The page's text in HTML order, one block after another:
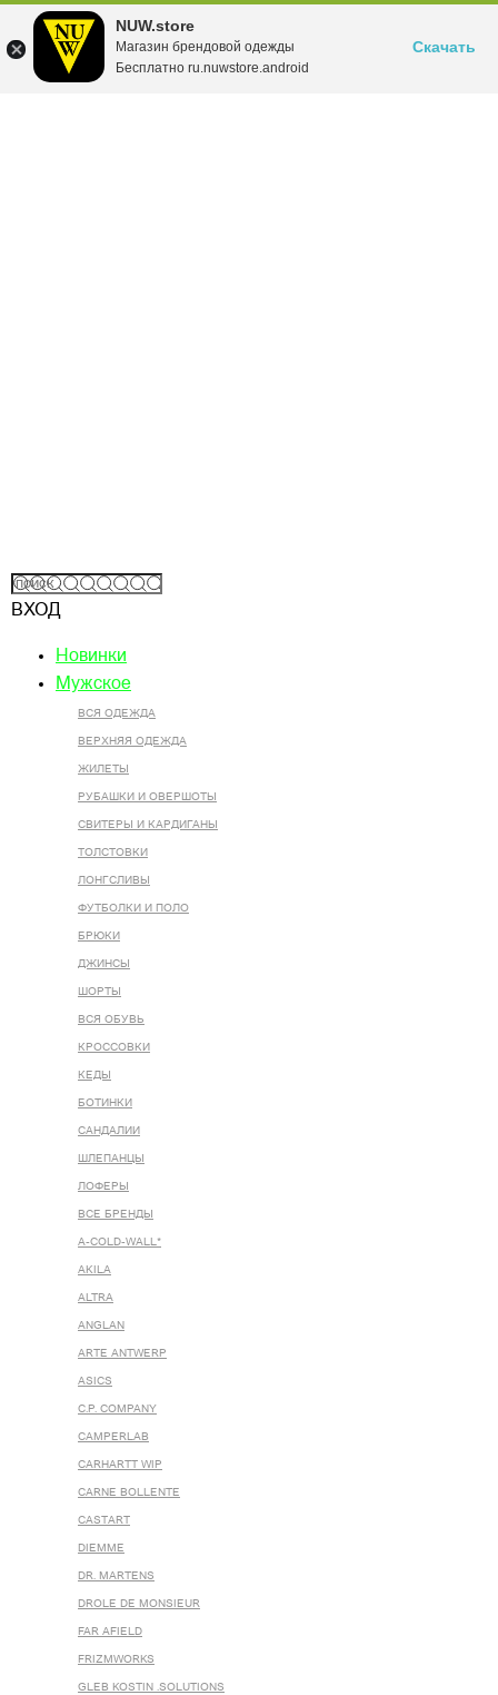
NUW.store
Магазин брендовой одежды
Бесплатно ru.nuwstore.android
Скачать
ВХОД
Новинки
Мужское
ВСЯ ОДЕЖДА
ВЕРХНЯЯ ОДЕЖДА
ЖИЛЕТЫ
РУБАШКИ И ОВЕРШОТЫ
СВИТЕРЫ И КАРДИГАНЫ
ТОЛСТОВКИ
ЛОНГСЛИВЫ
ФУТБОЛКИ И ПОЛО
БРЮКИ
ДЖИНСЫ
ШОРТЫ
ВСЯ ОБУВЬ
КРОССОВКИ
КЕДЫ
БОТИНКИ
САНДАЛИИ
ШЛЕПАНЦЫ
ЛОФЕРЫ
ВСЕ БРЕНДЫ
A-COLD-WALL*
AKILA
ALTRA
ANGLAN
ARTE ANTWERP
ASICS
C.P. COMPANY
CAMPERLAB
CARHARTT WIP
CARNE BOLLENTE
CASTART
DIEMME
DR. MARTENS
DROLE DE MONSIEUR
FAR AFIELD
FRIZMWORKS
GLEB KOSTIN .SOLUTIONS